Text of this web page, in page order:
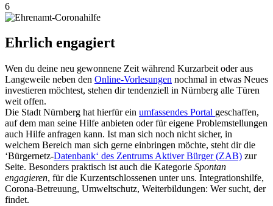
6
Ehrlich engagiert
Wen du deine neu gewonnene Zeit während Kurzarbeit oder aus
Langeweile neben den Online-Vorlesungen nochmal in etwas Neues
investieren möchtest, stehen dir tendenziell in Nürnberg alle Türen
weit offen.
Die Stadt Nürnberg hat hierfür ein umfassendes Portal geschaffen,
auf dem man seine Hilfe anbieten oder für eigene Problemstellungen
auch Hilfe anfragen kann. Ist man sich noch nicht sicher, in
welchem Bereich man sich gerne einbringen möchte, steht dir die
‘Bürgernetz-Datenbank‘ des Zentrums Aktiver Bürger (ZAB) zur
Seite. Besonders praktisch ist auch die Kategorie Spontan
engagieren, für die Kurzentschlossenen unter uns. Integrationshilfe,
Corona-Betreuung, Umweltschutz, Weiterbildungen: Wer sucht, der
findet.